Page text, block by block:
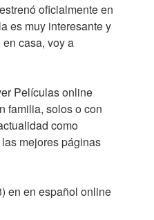
oficialmente en
es muy interesante y
casa, voy a
Películas online
familia, solos o con
como
mejores páginas
en en español online